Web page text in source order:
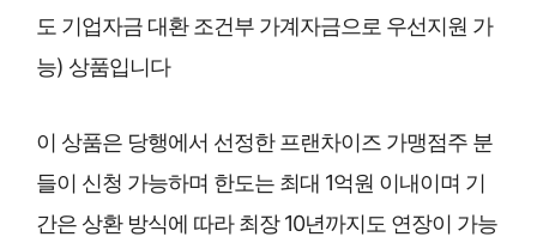
도 기업자금 대환 조건부 가계자금으로 우선지원 가
능) 상품입니다
이 상품은 당행에서 선정한 프랜차이즈 가맹점주 분
들이 신청 가능하며 한도는 최대 1억원 이내이며 기
간은 상환 방식에 따라 최장 10년까지도 연장이 가능